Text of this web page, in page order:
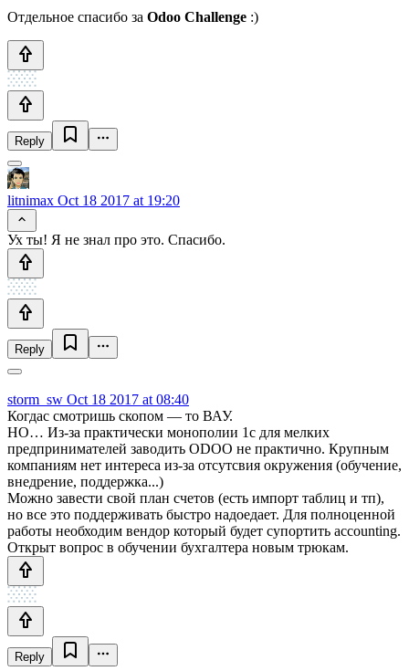
Отдельное спасибо за Odoo Challenge :)
Reply
litnimax Oct 18 2017 at 19:20
Ух ты! Я не знал про это. Спасибо.
Reply
storm_sw Oct 18 2017 at 08:40
Когдас смотришь скопом — то ВАУ.
НО… Из-за практически монополии 1с для мелких
предпринимателей заводить ODOO не практично. Крупным
компаниям нет интереса из-за отсутсвия окружения (обучение,
внедрение, поддержка...)
Можно завести свой план счетов (есть импорт таблиц и тп),
но все это поддерживать быстро надоедает. Для полноценной
работы необходим вендор который будет супортить accounting.
Открыт вопрос в обучении бухгалтера новым трюкам.
Reply